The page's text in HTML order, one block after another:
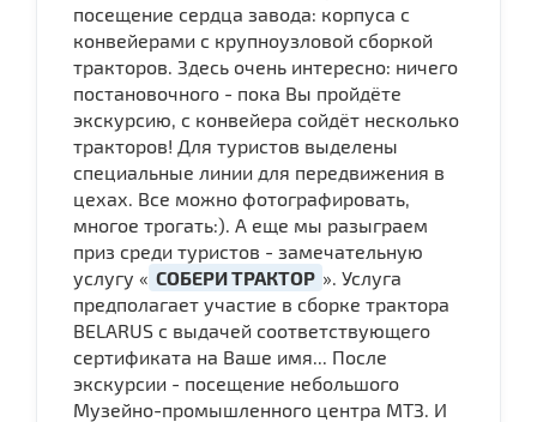
посещение сердца завода: корпуса с
конвейерами с крупноузловой сборкой
тракторов. Здесь очень интересно: ничего
постановочного - пока Вы пройдёте
экскурсию, с конвейера сойдёт несколько
тракторов! Для туристов выделены
специальные линии для передвижения в
цехах. Все можно фотографировать,
многое трогать:). А еще мы разыграем
приз среди туристов - замечательную
услугу « СОБЕРИ ТРАКТОР ». Услуга
предполагает участие в сборке трактора
BELARUS с выдачей соответствующего
сертификата на Ваше имя... После
экскурсии - посещение небольшого
Музейно-промышленного центра МТЗ. И